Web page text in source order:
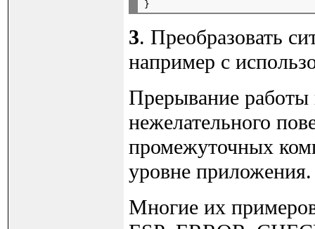
3. Преобразовать
например с
Прерывание работы
нежелательного
промежуточных
уровне приложения.
Многие их